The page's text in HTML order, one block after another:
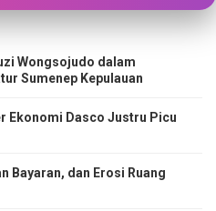
Wongsojudo dalam
Sumenep Kepulauan
Ekonomi Dasco Justru Picu
Bayaran, dan Erosi Ruang